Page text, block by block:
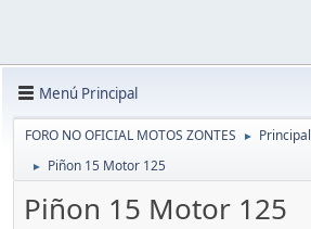
Menú Principal
FORO NO OFICIAL MOTOS ZONTES ► Principal
► Piñon 15 Motor 125
Piñon 15 Motor 125